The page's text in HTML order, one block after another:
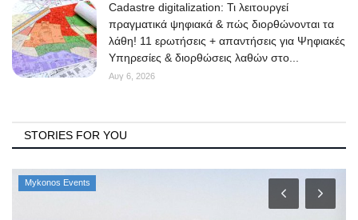
Cadastre digitalization: Τι λειτουργεί
πραγματικά ψηφιακά & πώς διορθώνονται τα
λάθη! 11 ερωτήσεις + απαντήσεις για Ψηφιακές
Υπηρεσίες & διορθώσεις λαθών στο...
Αυγ 6, 2026
STORIES FOR YOU
Mykonos Events